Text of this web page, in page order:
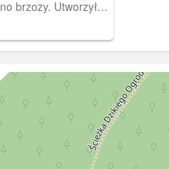
brzozy. Utworzyły
w obiegu